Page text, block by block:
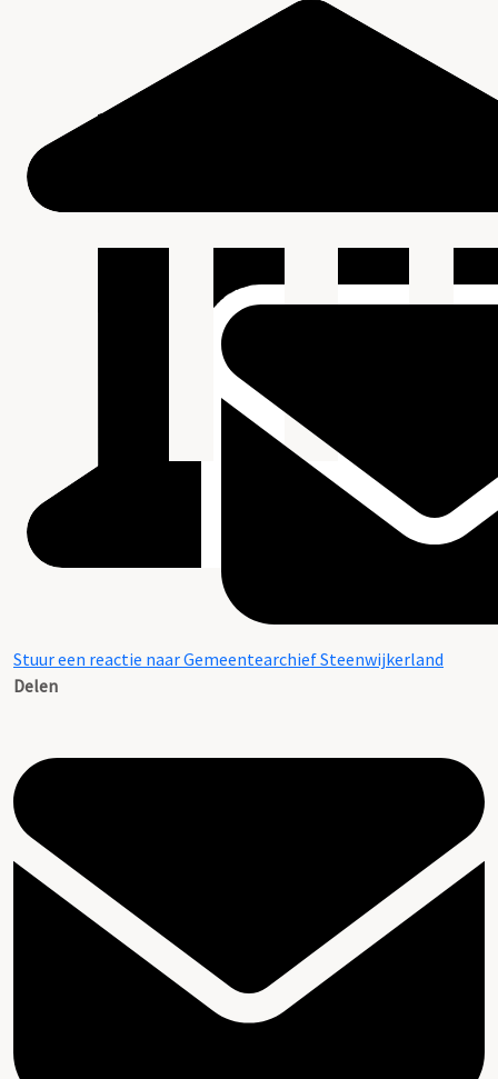
Stuur een reactie naar Gemeentearchief Steenwijkerland
Delen